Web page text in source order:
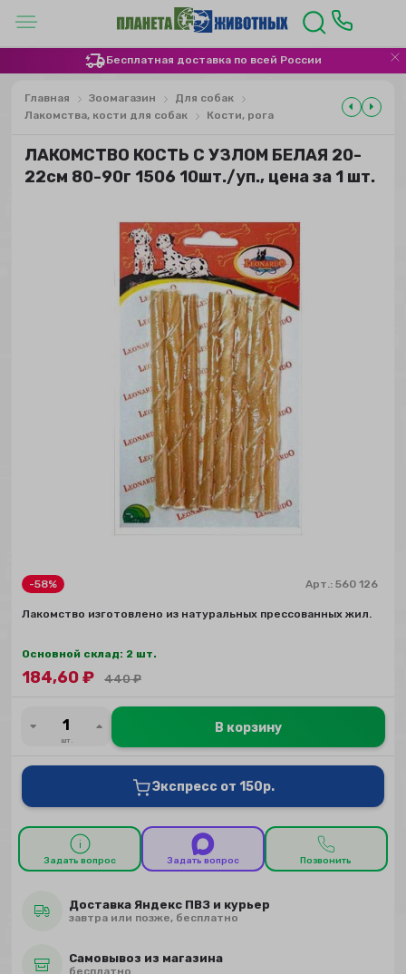
Бесплатная доставка по всей России
Главная Зоомагазин
Для собак
Лакомства, кости для собак
Кости, рога
ЛАКОМСТВО КОСТЬ С УЗЛОМ БЕЛАЯ 20-
22см 80-90г 1506 10шт./уп., цена за 1 шт.
-58% Арт.:560 126
Лакомство изготовлено из натуральных прессованных жил.
Основной склад: 2 шт.
184,60₽ 440₽
шт.
В корзину
Экспресс от 150р.
Задать вопрос Задать вопрос Позвонить
Доставка Яндекс ПВЗ и курьер
завтра или позже, бесплатно
Самовывоз из магазина
бесплатно